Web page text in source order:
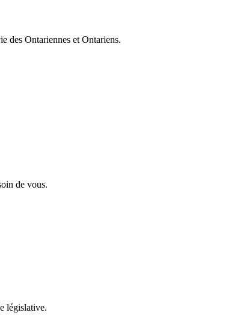
des Ontariennes et Ontariens.
de vous.
législative.